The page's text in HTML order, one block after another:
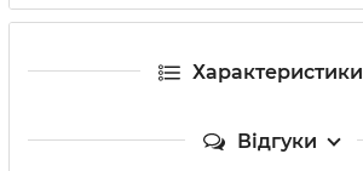
Характеристики
Відгуки